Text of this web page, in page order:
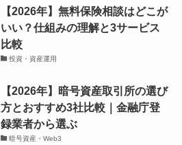
【2026年】無料保険相談はどこが
いい？仕組みの理解と3サービス
比較
投資・資産運用
【2026年】暗号資産取引所の選び
方とおすすめ3社比較｜金融庁登
録業者から選ぶ
暗号資産・Web3